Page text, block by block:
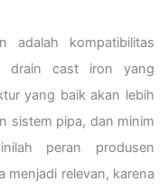
adalah kompatibilitas
drain cast iron yang
yang baik akan lebih
sistem pipa, dan minim
peran produsen
menjadi relevan, karena